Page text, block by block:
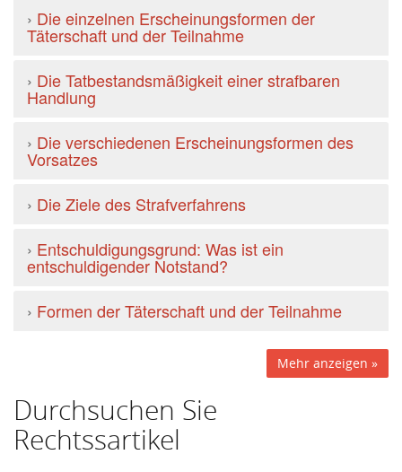
› Die einzelnen Erscheinungsformen der
Täterschaft und der Teilnahme
› Die Tatbestandsmäßigkeit einer strafbaren
Handlung
› Die verschiedenen Erscheinungsformen des
Vorsatzes
› Die Ziele des Strafverfahrens
› Entschuldigungsgrund: Was ist ein
entschuldigender Notstand?
› Formen der Täterschaft und der Teilnahme
Mehr anzeigen »
Durchsuchen Sie
Rechtssartikel